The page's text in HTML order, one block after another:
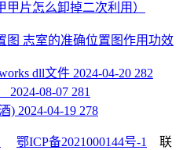
片怎么卸掉二次利用）
图 志室的准确位置图作用功效
dll文件 2024-04-20 282
2024-08-07 281
) 2024-04-19 278
鄂ICP备2021000144号-1
联